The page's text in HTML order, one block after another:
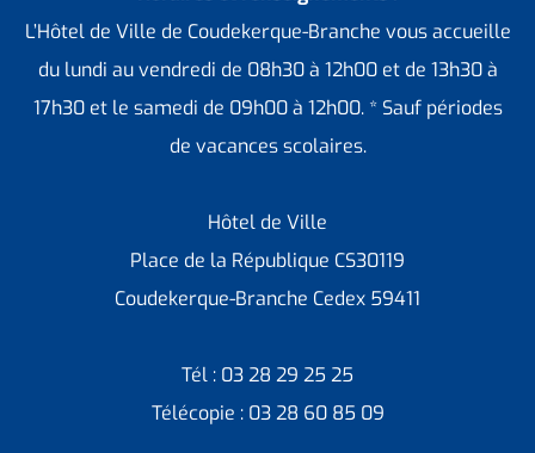
L’Hôtel de Ville de Coudekerque-Branche vous accueille
du lundi au vendredi de 08h30 à 12h00 et de 13h30 à
17h30 et le samedi de 09h00 à 12h00. * Sauf périodes
de vacances scolaires.
Hôtel de Ville
Place de la République CS30119
Coudekerque-Branche Cedex 59411
Tél : 03 28 29 25 25
Télécopie : 03 28 60 85 09